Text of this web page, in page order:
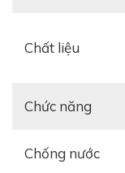
Chất liệu
Chức năng
Chống nước